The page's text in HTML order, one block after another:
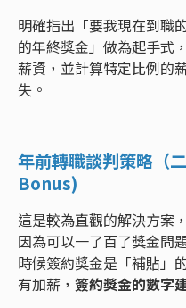
明確指出「要我現在到職
的年終獎金」做為起手式
薪資，並計算特定比例的
失。
年前轉職談判策略（
Bonus)
這是較為直觀的解決方案
因為可以一了百了獎金問
時候簽約獎金是「補貼」
有加薪， 簽約獎金的數字